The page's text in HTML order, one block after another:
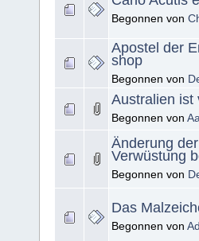
Begonnen von
Apostel der
shop
Begonnen von
Australien ist
Begonnen von
Änderung
Verwüstung
Begonnen von
Das
Begonnen von